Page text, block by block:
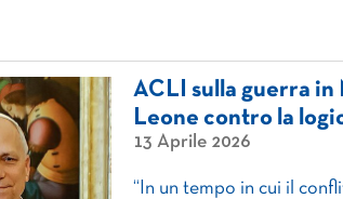
ACLI sulla guerra in
Leone contro la
13 Aprile 2026
“In un tempo in cui il